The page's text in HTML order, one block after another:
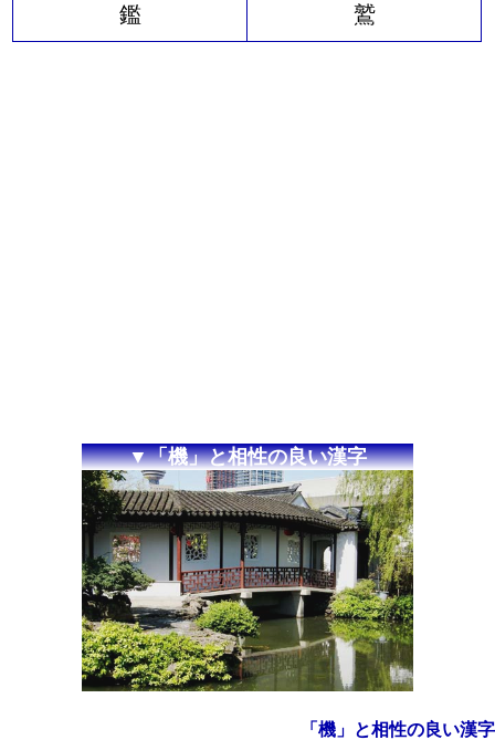
鑑 鷲
▼「機」と相性の良い漢字
「機」と相性の良い漢字